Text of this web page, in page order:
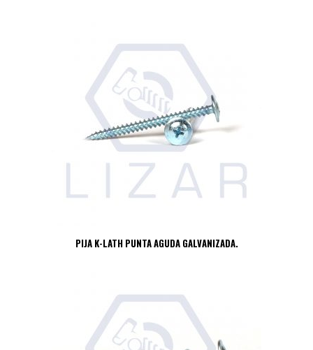
PIJA K-LATH PUNTA AGUDA GALVANIZADA.